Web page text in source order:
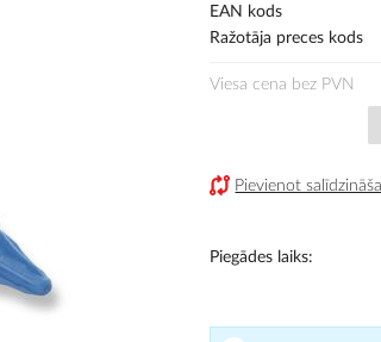
EAN kods
Ražotāja preces kods
Viesa cena bez PVN
Pievienot
Piegādes laiks